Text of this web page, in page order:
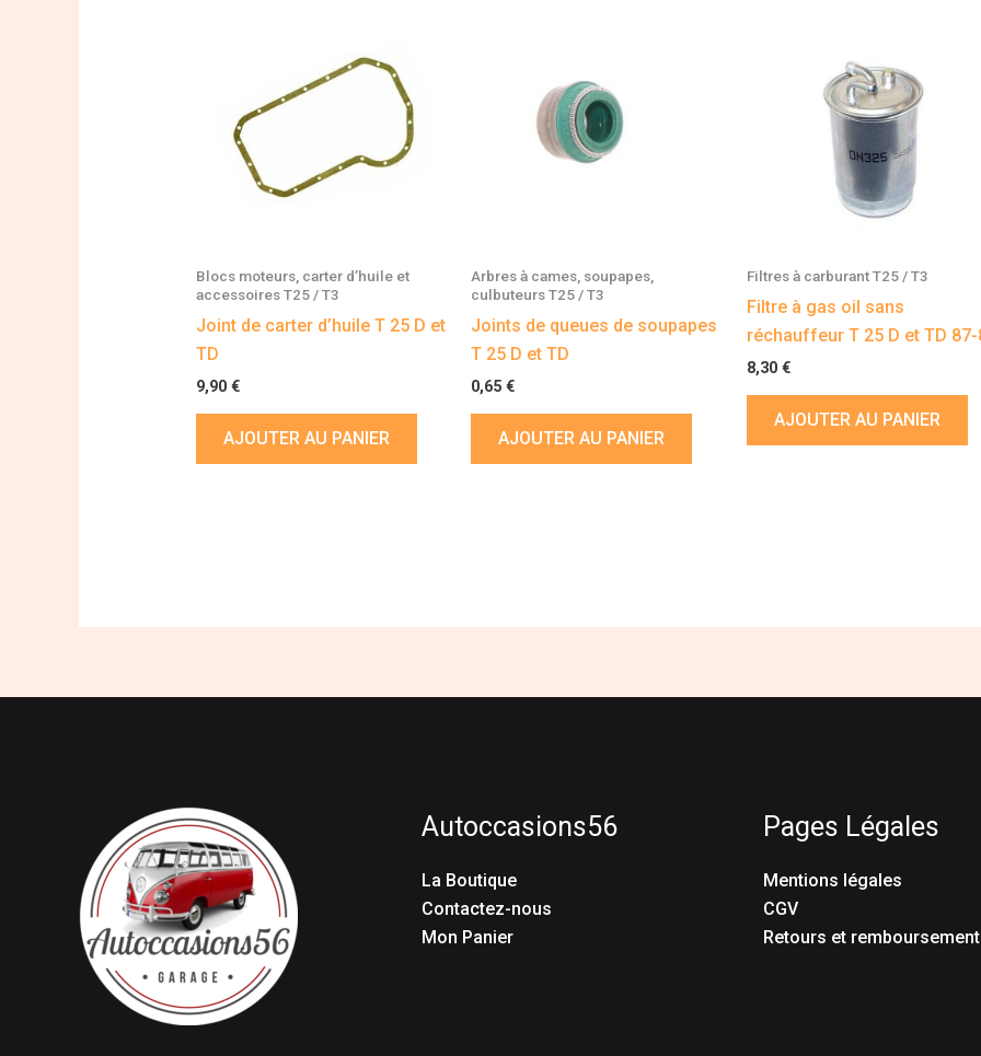
Blocs moteurs, carter d’huile et
accessoires T25 / T3
Joint de carter d’huile T 25 D et
TD
9,90 €
AJOUTER AU PANIER
Arbres à cames, soupapes,
culbuteurs T25 / T3
Joints de queues de soupapes
T 25 D et TD
0,65€
AJOUTER AU PANIER
Filtres à carburant T25 / T3
Filtre à gas oil sans
réchauffeur T 25 D et TD
8,30 €
AJOUTER AU PANIER
Autoccasions56
La Boutique
Contactez-nous
Mon Panier
Pages Légales
Mentions légales
CGV
Retours et